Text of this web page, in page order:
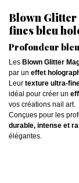
Blown
fines bleu
Profondeur
Les Blown Glitter
par un effet
Leur texture ultra-
idéal pour créer un
vos créations nail art.
Conçues pour les
durable, intense et
élégantes.